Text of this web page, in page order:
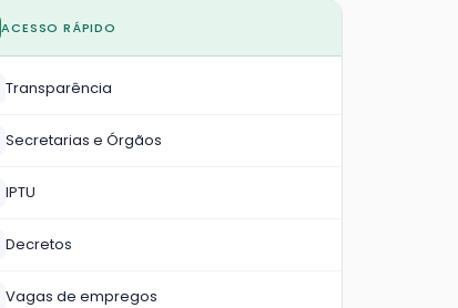
ACESSO RÁPIDO
Transparência
Secretarias e Órgãos
IPTU
Decretos
Vagas de empregos